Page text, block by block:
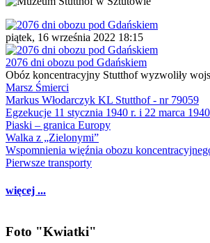
piątek, 16 września 2022 18:15
2076 dni obozu pod Gdańskiem
Obóz koncentracyjny Stutthof wyzwoliły
Marsz Śmierci
Markus Włodarczyk KL Stutthof - nr 79059
Egzekucje 11 stycznia 1940 r. i 22 marca
Piaski – granica Europy
Walka z „Zielonymi”
Wspomnienia więźnia obozu
Pierwsze transporty
więcej ...
Foto "Kwiatki"